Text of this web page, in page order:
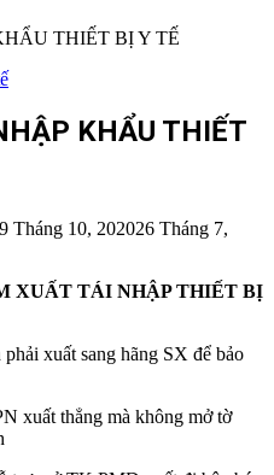
KHẨU THIẾT
9 Tháng 10, 202026 Tháng 7,
XUẤT TÁI NHẬP THIẾT BỊ
xuất sang hãng SX để bảo
xuất thẳng mà không mở tờ